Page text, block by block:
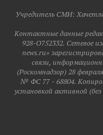
Учредитель СМИ:
Контактные данные
928-O752332. Сетевое
news.ru»
связи,
(Роскомнадзор) 28
№ ФС 77 - 68804.
установкой активной